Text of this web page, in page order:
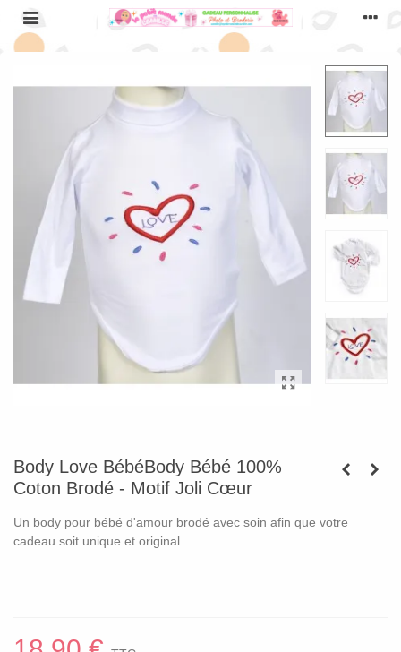
Body Love BébéBody Bébé 100%
Coton Brodé - Motif Joli Cœur
Un body pour bébé d'amour brodé avec soin afin que votre
cadeau soit unique et original